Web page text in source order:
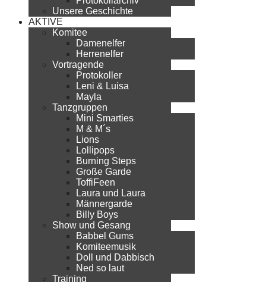
Unsere Geschichte
AKTIVE
Komitee
Damenelfer
Herrenelfer
Vortragende
Protokoller
Leni & Luisa
Mayla
Tanzgruppen
Mini Smarties
M & M´s
Lions
Lollipops
Burning Steps
Große Garde
ToffiFeen
Laura und Laura
Männergarde
Billy Boys
Show und Gesang
Babbel Gums
Komiteemusik
Doll und Dabbisch
Ned so laut
Training